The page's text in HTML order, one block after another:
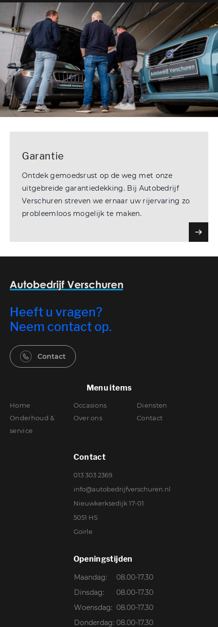
Garantie
Ontdek gemoedsrust op de weg met onze
uitgebreide garantiedekking. Bij Autobedrijf
Verschuren streven we ernaar uw rijervaring zo
probleemloos mogelijk te maken.
Heeft u vragen?
Neem contact op.
Contact
Menu items
Home Occasions
Diensten
Onderhoud &
service
Over ons Contact
Contact
013 303 2369
info@autobedrijfverschuren.nl
Nieuwkerksedijk 17-01
5051 HS
Goirle
Openingstijden
Maandag:
08.00-17.30
Dinsdag:
08.00-17.30
Woensdag: 08.00-17.30
Donderdag: 08.00-17.30